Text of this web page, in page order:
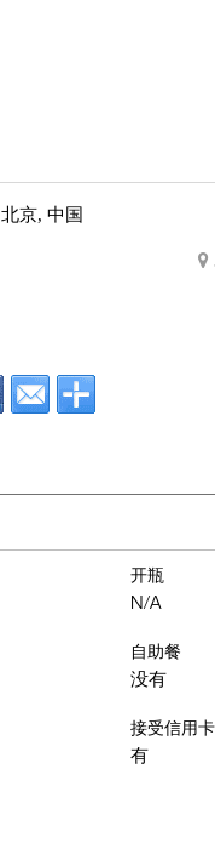
北京, 中国
开瓶
N/A
自助餐
没有
接受信用卡
有